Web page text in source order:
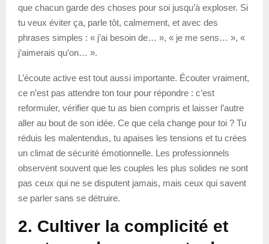
que chacun garde des choses pour soi jusqu’à exploser. Si
tu veux éviter ça, parle tôt, calmement, et avec des
phrases simples : « j’ai besoin de… », « je me sens… », «
j’aimerais qu’on… ».
L’écoute active est tout aussi importante. Écouter vraiment,
ce n’est pas attendre ton tour pour répondre : c’est
reformuler, vérifier que tu as bien compris et laisser l’autre
aller au bout de son idée. Ce que cela change pour toi ? Tu
réduis les malentendus, tu apaises les tensions et tu crées
un climat de sécurité émotionnelle. Les professionnels
observent souvent que les couples les plus solides ne sont
pas ceux qui ne se disputent jamais, mais ceux qui savent
se parler sans se détruire.
2. Cultiver la complicité et